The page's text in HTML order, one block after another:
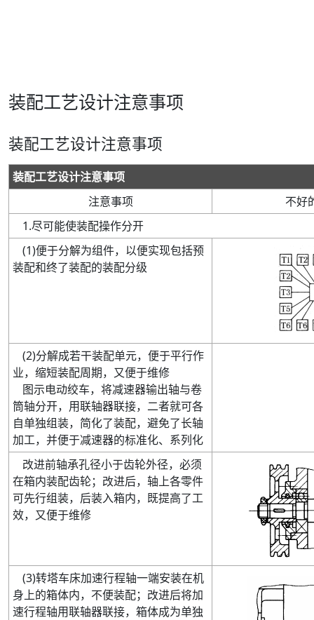
装配工艺设计注意事项
装配工艺设计注意事项
装配工艺设计注意事项
注意事项
不好
1.尽可能使装配操作分开
(1)便于分解为组件，以便实现包括预
装配和终了装配的装配分级
(2)分解成若干装配单元，便于平行作
业，缩短装配周期，又便于维修
图示电动绞车，将减速器输出轴与卷
筒轴分开，用联轴器联接，二者就可各
自单独组装，简化了装配，避免了长轴
加工，并便于减速器的标准化、系列化
改进前轴承孔径小于齿轮外径，必须
在箱内装配齿轮；改进后，轴上各零件
可先行组装，后装入箱内，既提高了工
效，又便于维修
(3)转塔车床加速行程轴一端安装在机
身上的箱体内，不便装配；改进后将加
速行程轴用联轴器联接，箱体成为单独